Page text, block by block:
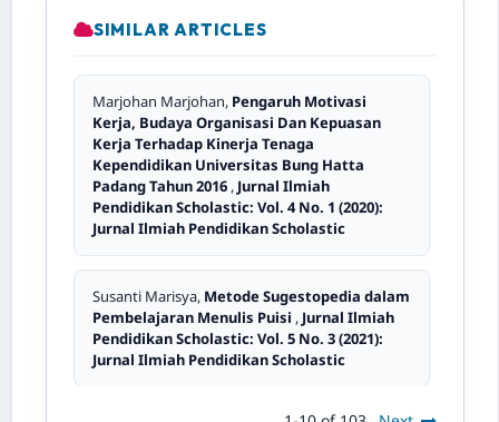
SIMILAR ARTICLES
Marjohan Marjohan, Pengaruh Motivasi
Kerja, Budaya Organisasi Dan Kepuasan
Kerja Terhadap Kinerja Tenaga
Kependidikan Universitas Bung Hatta
Padang Tahun 2016 , Jurnal Ilmiah
Pendidikan Scholastic: Vol. 4 No. 1 (2020):
Jurnal Ilmiah Pendidikan Scholastic
Susanti Marisya, Metode Sugestopedia dalam
Pembelajaran Menulis Puisi , Jurnal Ilmiah
Pendidikan Scholastic: Vol. 5 No. 3 (2021):
Jurnal Ilmiah Pendidikan Scholastic